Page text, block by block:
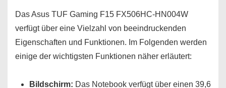
Das Asus TUF Gaming F15 FX506HC-HN004W
verfügt über eine Vielzahl von beeindruckenden
Eigenschaften und Funktionen. Im Folgenden werden
einige der wichtigsten Funktionen näher erläutert:
Bildschirm: Das Notebook verfügt über einen 39,6